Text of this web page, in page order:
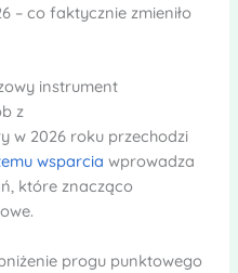
– co faktycznie zmieniło
instrument
z
w 2026 roku przechodzi
wsparcia wprowadza
które znacząco
progu punktowego